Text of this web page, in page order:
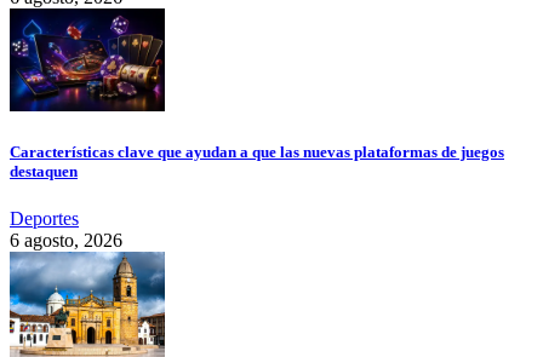
Características clave que ayudan a que las nuevas plataformas de juegos
destaquen
Deportes
6 agosto, 2026